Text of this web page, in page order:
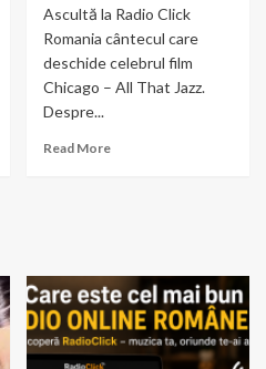
Ascultă la Radio Click
Romania cântecul care
deschide celebrul film
Chicago – All That Jazz.
Despre...
Read MoreRead
Jazz